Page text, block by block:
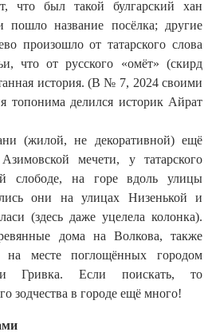
что был такой булгарский хан
название посёлка; другие
произошло от татарского слова
что от русского «омёт» (скирд
история. (В № 7, 2024 своими
топонима делился историк Айрат
(жилой, не декоративной) ещё
мечети, у татарского
слободе, на горе вдоль улицы
они на улицах Низенькой и
(здесь даже уцелела колонка).
дома на Волкова, также
на месте поглощённых городом
Гривка. Если поискать, то
зодчества в городе ещё много!